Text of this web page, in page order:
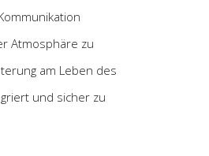
Atmosphäre zu
am Leben des
und sicher zu